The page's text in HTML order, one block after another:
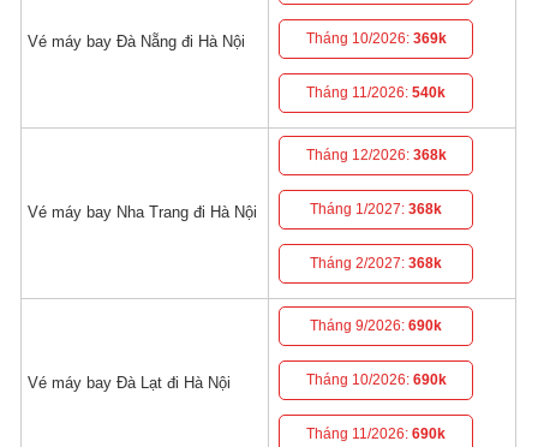
Vé máy bay Đà Nẵng đi Hà Nội Tháng 10/2026: 369k
Tháng 11/2026:540k
Vé máy bay Nha Trang đi Hà Nội
Tháng 12/2026: 368k
Tháng 1/2027:368k
Tháng 2/2027:368k
Vé máy bay Đà Lạt đi Hà Nội
Tháng 9/2026:690k
Tháng 10/2026: 690k
Tháng 11/2026:690k